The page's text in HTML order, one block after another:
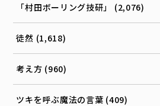
「村田ボーリング技研」 (2,076)
徒然 (1,618)
考え方 (960)
ツキを呼ぶ魔法の言葉 (409)